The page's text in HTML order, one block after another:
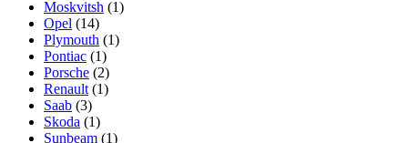
Moskvitsh (1)
Opel (14)
Plymouth (1)
Pontiac (1)
Porsche (2)
Renault (1)
Saab (3)
Skoda (1)
Sunbeam (1)